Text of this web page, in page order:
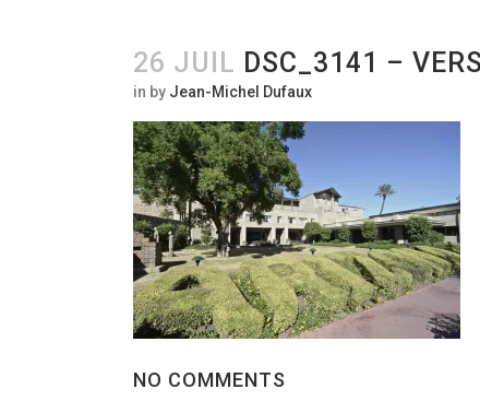
26 JUIL DSC_3141 –
in by Jean-Michel Dufaux
NO COMMENTS